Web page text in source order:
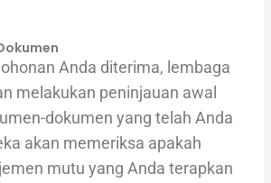
Anda diterima, lembaga
melakukan peninjauan awal
dokumen yang telah Anda
akan memeriksa apakah
mutu yang Anda terapkan